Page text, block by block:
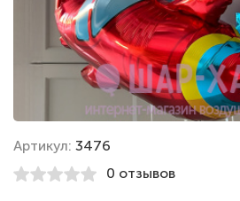
Артикул: 3476
0 отзывов